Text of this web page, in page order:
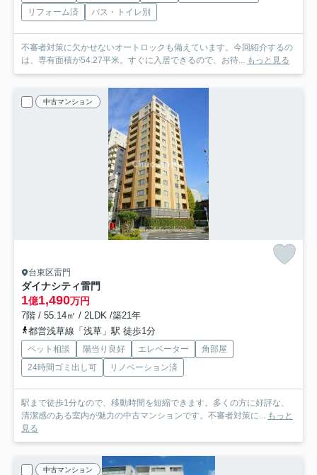
リフォーム済
バス・トイレ別
不審者対策に欠かせないオートロックも備えています。今回紹介するの
は、専有面積が54.27平米。すぐに入居できるので、お待... もっと見る
中古マンション
台東区雷門
ダイナシティ雷門
1億1,490万円
7階 / 55.14㎡ / 2LDK /築21年
都営浅草線「浅草」駅 徒歩1分
ペット相談 陽当り良好 エレベーター
角部屋
24時間ゴミ出し可
リノベーション済
駅まで徒歩1分なので、移動時間を短縮できます。多くの方に好評な、
清潔感のある室内が魅力の中古マンションです。不審者対策に... もっと
見る
中古マンション